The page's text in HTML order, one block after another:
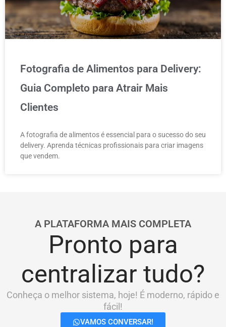
Fotografia de Alimentos para Delivery:
Guia Completo para Atrair Mais
Clientes
A fotografia de alimentos é essencial para o sucesso do seu
delivery. Aprenda técnicas profissionais para criar imagens
que vendem.
A PLATAFORMA MAIS COMPLETA
Pronto para
centralizar tudo?
Conheça o melhor sistema, hoje! É moderno, rápido e
fácil!
VAMOS CONVERSAR!